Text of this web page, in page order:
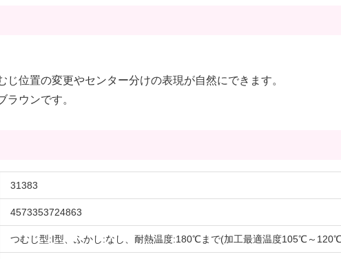
じ位置の変更やセンター分けの表現が自然にできます。
ラウンです。
31383
4573353724863
つむじ型:I型、ふかし:なし、耐熱温度:180℃まで(加工最適温度105℃～